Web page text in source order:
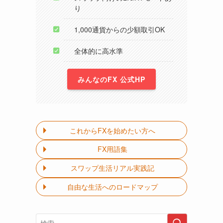
り
1,000通貨からの少額取引OK
全体的に高水準
みんなのFX 公式HP
これからFXを始めたい方へ
FX用語集
スワップ生活リアル実践記
自由な生活へのロードマップ